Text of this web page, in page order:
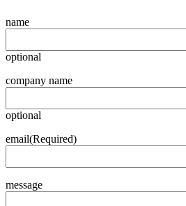
name
optional
company name
optional
email(Required)
message